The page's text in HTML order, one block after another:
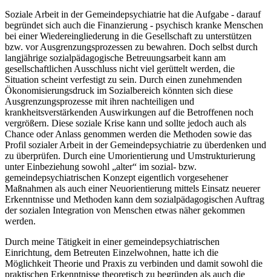
Soziale Arbeit in der Gemeindepsychiatrie hat die Aufgabe - darauf
begründet sich auch die Finanzierung - psychisch kranke Menschen
bei einer Wiedereingliederung in die Ge­sellschaft zu unterstützen
bzw. vor Ausgrenzungsprozessen zu bewahren. Doch selbst durch
langjährige sozialpädagogische Betreuungsarbeit kann am
gesellschaftlichen Aus­schluss nicht viel gerüttelt werden, die
Situation scheint verfestigt zu sein. Durch einen zu­nehmenden
Ökonomisierungsdruck im Sozialbereich könnten sich diese
Ausgrenzungs­prozesse mit ihren nachteiligen und
krankheitsverstärkenden Auswirkungen auf die Betrof­fenen noch
vergrößern. Diese soziale Krise kann und sollte jedoch auch als
Chance oder Anlass genommen werden die Methoden sowie das
Profil sozialer Arbeit in der Gemein­depsychiatrie zu überdenken und
zu überprüfen. Durch eine Umorientierung und Um­strukturierung
unter Einbeziehung sowohl „alter“ im sozial- bzw.
gemeindepsychiatrischen Konzept eigentlich vorgesehener
Maßnahmen als auch einer Neuorientierung mittels Ein­satz neuerer
Erkenntnisse und Methoden kann dem sozialpädagogischen Auftrag
der sozi­alen Integration von Menschen etwas näher gekommen
werden.
Durch meine Tätigkeit in einer gemeindepsychiatrischen
Einrichtung, dem Betreuten Ein­zelwohnen, hatte ich die
Möglichkeit Theorie und Praxis zu verbinden und damit sowohl die
praktischen Erkenntnisse theoretisch zu begründen als auch die